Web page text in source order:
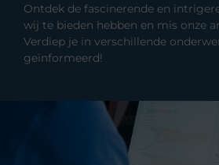
Ontdek de fascinerende en
wij te bieden hebben en mis onze
Verdiep je in verschillende
geïnformeerd!